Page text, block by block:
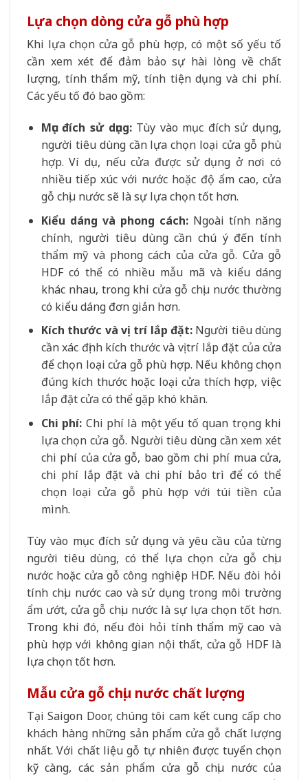
Lựa chọn dòng cửa gỗ phù hợp
Khi lựa chọn cửa gỗ phù hợp, có một số yếu tố
cần xem xét để đảm bảo sự hài lòng về chất
lượng, tính thẩm mỹ, tính tiện dụng và chi phí.
Các yếu tố đó bao gồm:
Mục đích sử dụng:Tùy vào mục đích sử dụng,
người tiêu dùng cần lựa chọn loại cửa gỗ phù
hợp. Ví dụ, nếu cửa được sử dụng ở nơi có
nhiều tiếp xúc với nước hoặc độ ẩm cao, cửa
gỗ chịu nước sẽ là sự lựa chọn tốt hơn.
Kiểu dáng và phong cách:Ngoài tính năng
chính, người tiêu dùng cần chú ý đến tính
thẩm mỹ và phong cách của cửa gỗ. Cửa gỗ
HDF có thể có nhiều mẫu mã và kiểu dáng
khác nhau, trong khi cửa gỗ chịu nước thường
có kiểu dáng đơn giản hơn.
Kích thước và vị trí lắp đặt:Người tiêu dùng
cần xác định kích thước và vị trí lắp đặt của cửa
để chọn loại cửa gỗ phù hợp. Nếu không chọn
đúng kích thước hoặc loại cửa thích hợp, việc
lắp đặt cửa có thể gặp khó khăn.
Chi phí: Chi phí là một yếu tố quan trọng khi
lựa chọn cửa gỗ. Người tiêu dùng cần xem xét
chi phí của cửa gỗ, bao gồm chi phí mua cửa,
chi phí lắp đặt và chi phí bảo trì để có thể
chọn loại cửa gỗ phù hợp với túi tiền của
mình.
Tùy vào mục đích sử dụng và yêu cầu của từng
người tiêu dùng, có thể lựa chọn cửa gỗ chịu
nước hoặc cửa gỗ công nghiệp HDF. Nếu đòi hỏi
tính chịu nước cao và sử dụng trong môi trường
ẩm ướt, cửa gỗ chịu nước là sự lựa chọn tốt hơn.
Trong khi đó, nếu đòi hỏi tính thẩm mỹ cao và
phù hợp với không gian nội thất, cửa gỗ HDF là
lựa chọn tốt hơn.
Mẫu cửa gỗ chịu nước chất lượng
Tại Saigon Door, chúng tôi cam kết cung cấp cho
khách hàng những sản phẩm cửa gỗ chất lượng
nhất. Với chất liệu gỗ tự nhiên được tuyển chọn
kỹ càng, các sản phẩm cửa gỗ chịu nước của